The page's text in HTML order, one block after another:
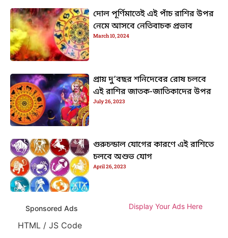
দোল পূর্ণিমাতেই এই পাঁচ রাশির উপর
নেমে আসবে নেতিবাচক প্রভাব
March 10, 2024
প্রায় দু’বছর শনিদেবের রোষ চলবে
এই রাশির জাতক-জাতিকাদের উপর
July 26, 2023
গুরুচন্ডাল যোগের কারণে এই রাশিতে
চলবে অশুভ যোগ
April 26, 2023
Sponsored Ads Display Your Ads Here
HTML / JS Code